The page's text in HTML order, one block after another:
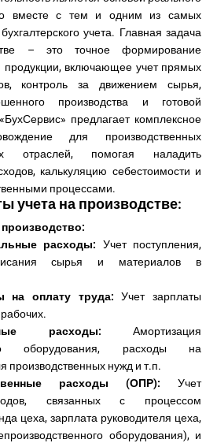
вместе с тем и одним из самых
учета. Главная задача
– это точное формирование
продукции, включающее учет прямых
контроль за движением сырья,
производства и готовой
предлагает комплексное
для производственных
отраслей, помогая наладить
калькуляцию себестоимости и
процессами.
учета на производстве:
расходы: Учет поступления,
сырья и материалов в
на оплату труда: Учет зарплаты
расходы: Амортизация
оборудования, расходы на
производственных нужд и т.п.
расходы (ОПР): Учет
связанных с процессом
цеха, зарплата руководителя цеха,
оборудования), и